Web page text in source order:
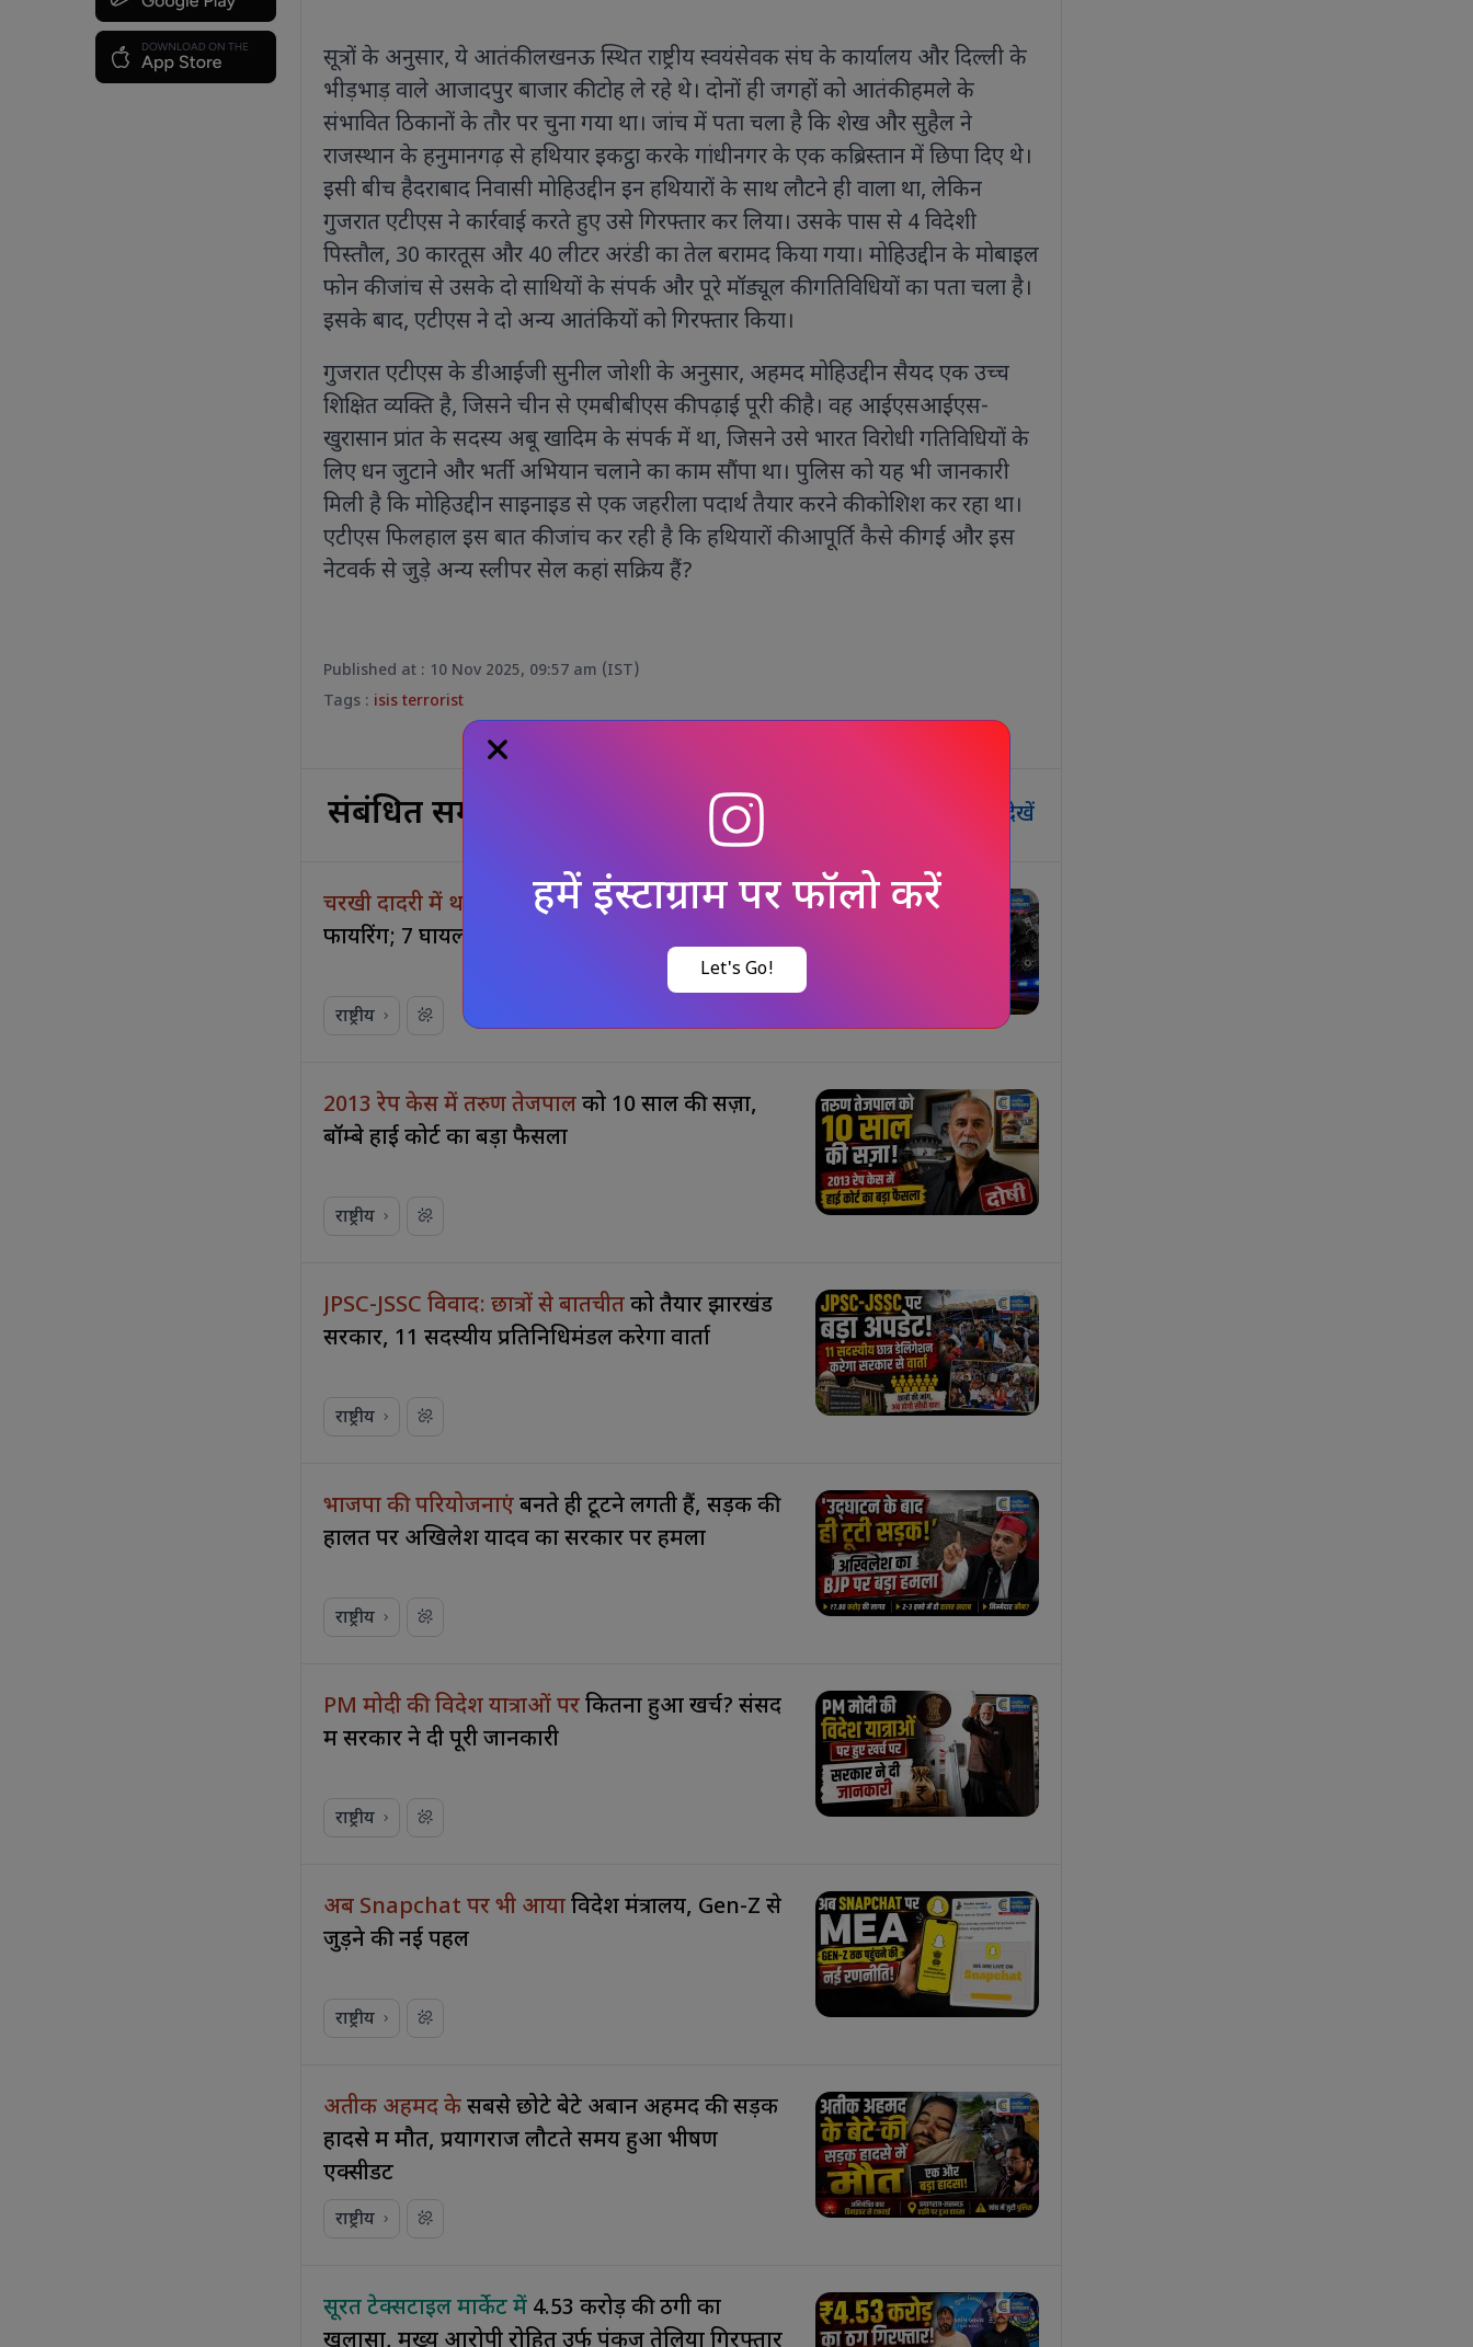
सूत्रों के अनुसार, ये आतंकी लखनऊ स्थित राष्ट्रीय स्वयंसेवक संघ के कार्यालय और दिल्ली के
भीड़भाड़ वाले आजादपुर बाजार की टोह ले रहे थे। दोनों ही जगहों को आतंकी हमले के
संभावित ठिकानों के तौर पर चुना गया था। जांच ​​में पता चला है कि शेख और सुहैल ने
राजस्थान के हनुमानगढ़ से हथियार इकट्ठा करके गांधीनगर के एक कब्रिस्तान में छिपा दिए थे।
इसी बीच हैदराबाद निवासी मोहिउद्दीन इन हथियारों के साथ लौटने ही वाला था, लेकिन
गुजरात एटीएस ने कार्रवाई करते हुए उसे गिरफ्तार कर लिया। उसके पास से 4 विदेशी
पिस्तौल, 30 कारतूस और 40 लीटर अरंडी का तेल बरामद किया गया। मोहिउद्दीन के मोबाइल
फोन की जांच से उसके दो साथियों के संपर्क और पूरे मॉड्यूल की गतिविधियों का पता चला है।
इसके बाद, एटीएस ने दो अन्य आतंकियों को गिरफ्तार किया।
गुजरात एटीएस के डीआईजी सुनील जोशी के अनुसार, अहमद मोहिउद्दीन सैयद एक उच्च
शिक्षित व्यक्ति है, जिसने चीन से एमबीबीएस की पढ़ाई पूरी की है। वह आईएसआईएस-
खुरासान प्रांत के सदस्य अबू खादिम के संपर्क में था, जिसने उसे भारत विरोधी गतिविधियों के
लिए धन जुटाने और भर्ती अभियान चलाने का काम सौंपा था। पुलिस को यह भी जानकारी
मिली है कि मोहिउद्दीन साइनाइड से एक जहरीला पदार्थ तैयार करने की कोशिश कर रहा था।
एटीएस फिलहाल इस बात की जांच कर रही है कि हथियारों की आपूर्ति कैसे की गई और इस
नेटवर्क से जुड़े अन्य स्लीपर सेल कहां सक्रिय हैं?
Published at : 10 Nov 2025, 09:57 am (IST)
Tags : isis terrorist
संबंधित समाचार और देखें
चरखी दादरी में थाने के सामनेगैंगवार, स्कॉर्पियो पर
फायरिंग; 7 घायल
राष्ट्रीय
2013 रेप केस में तरुण तेजपालको 10 साल की सज़ा,
बॉम्बे हाई कोर्ट का बड़ा फैसला
राष्ट्रीय
JPSC-JSSC विवाद: छात्रों से बातचीतको तैयार झारखंड
सरकार, 11 सदस्यीय प्रतिनिधिमंडल करेगा वार्ता
राष्ट्रीय
भाजपा की परियोजनाएंबनते ही टूटने लगती हैं, सड़क की
हालत पर अखिलेश यादव का सरकार पर हमला
राष्ट्रीय
PM मोदी की विदेश यात्राओं परकितना हुआ खर्च? संसद
में सरकार ने दी पूरी जानकारी
राष्ट्रीय
अब Snapchat पर भी आयाविदेश मंत्रालय, Gen-Z से
जुड़ने की नई पहल
राष्ट्रीय
अतीक अहमद केसबसे छोटे बेटे अबान अहमद की सड़क
हादसे में मौत, प्रयागराज लौटते समय हुआ भीषण
एक्सीडेंट
राष्ट्रीय
सूरत टेक्सटाइल मार्केट में ₹4.53 करोड़ की ठगी का